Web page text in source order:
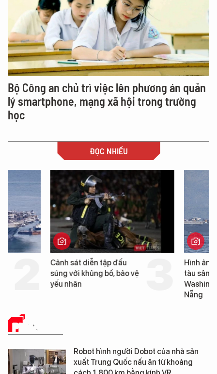
Bộ Công an chủ trì việc lên phương án quản
lý smartphone, mạng xã hội trong trường
học
ĐỌC NHIỀU
Cảnh sát diễn tập đấu
súng với khủng bố, bảo vệ
Hình ảnh đầu tiên về
tàu sân bay USS
Washington vừa đến
PHÂN TÍCH
Robot hình người Dobot của nhà sản
xuất Trung Quốc nấu ăn từ khoảng